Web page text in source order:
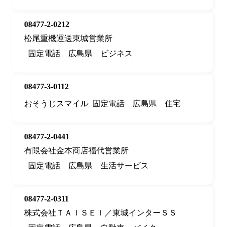
08477-2-0212
松尾重機運送東城営業所
固定電話
広島県 ビジネス
08477-3-0112
おそうじスマイル 固定電話 広島県 住宅
08477-2-0441
有限会社金本商店福代営業所
固定電話
広島県 生活サービス
08477-2-0311
株式会社ＴＡＩＳＥＩ／東城インターＳＳ